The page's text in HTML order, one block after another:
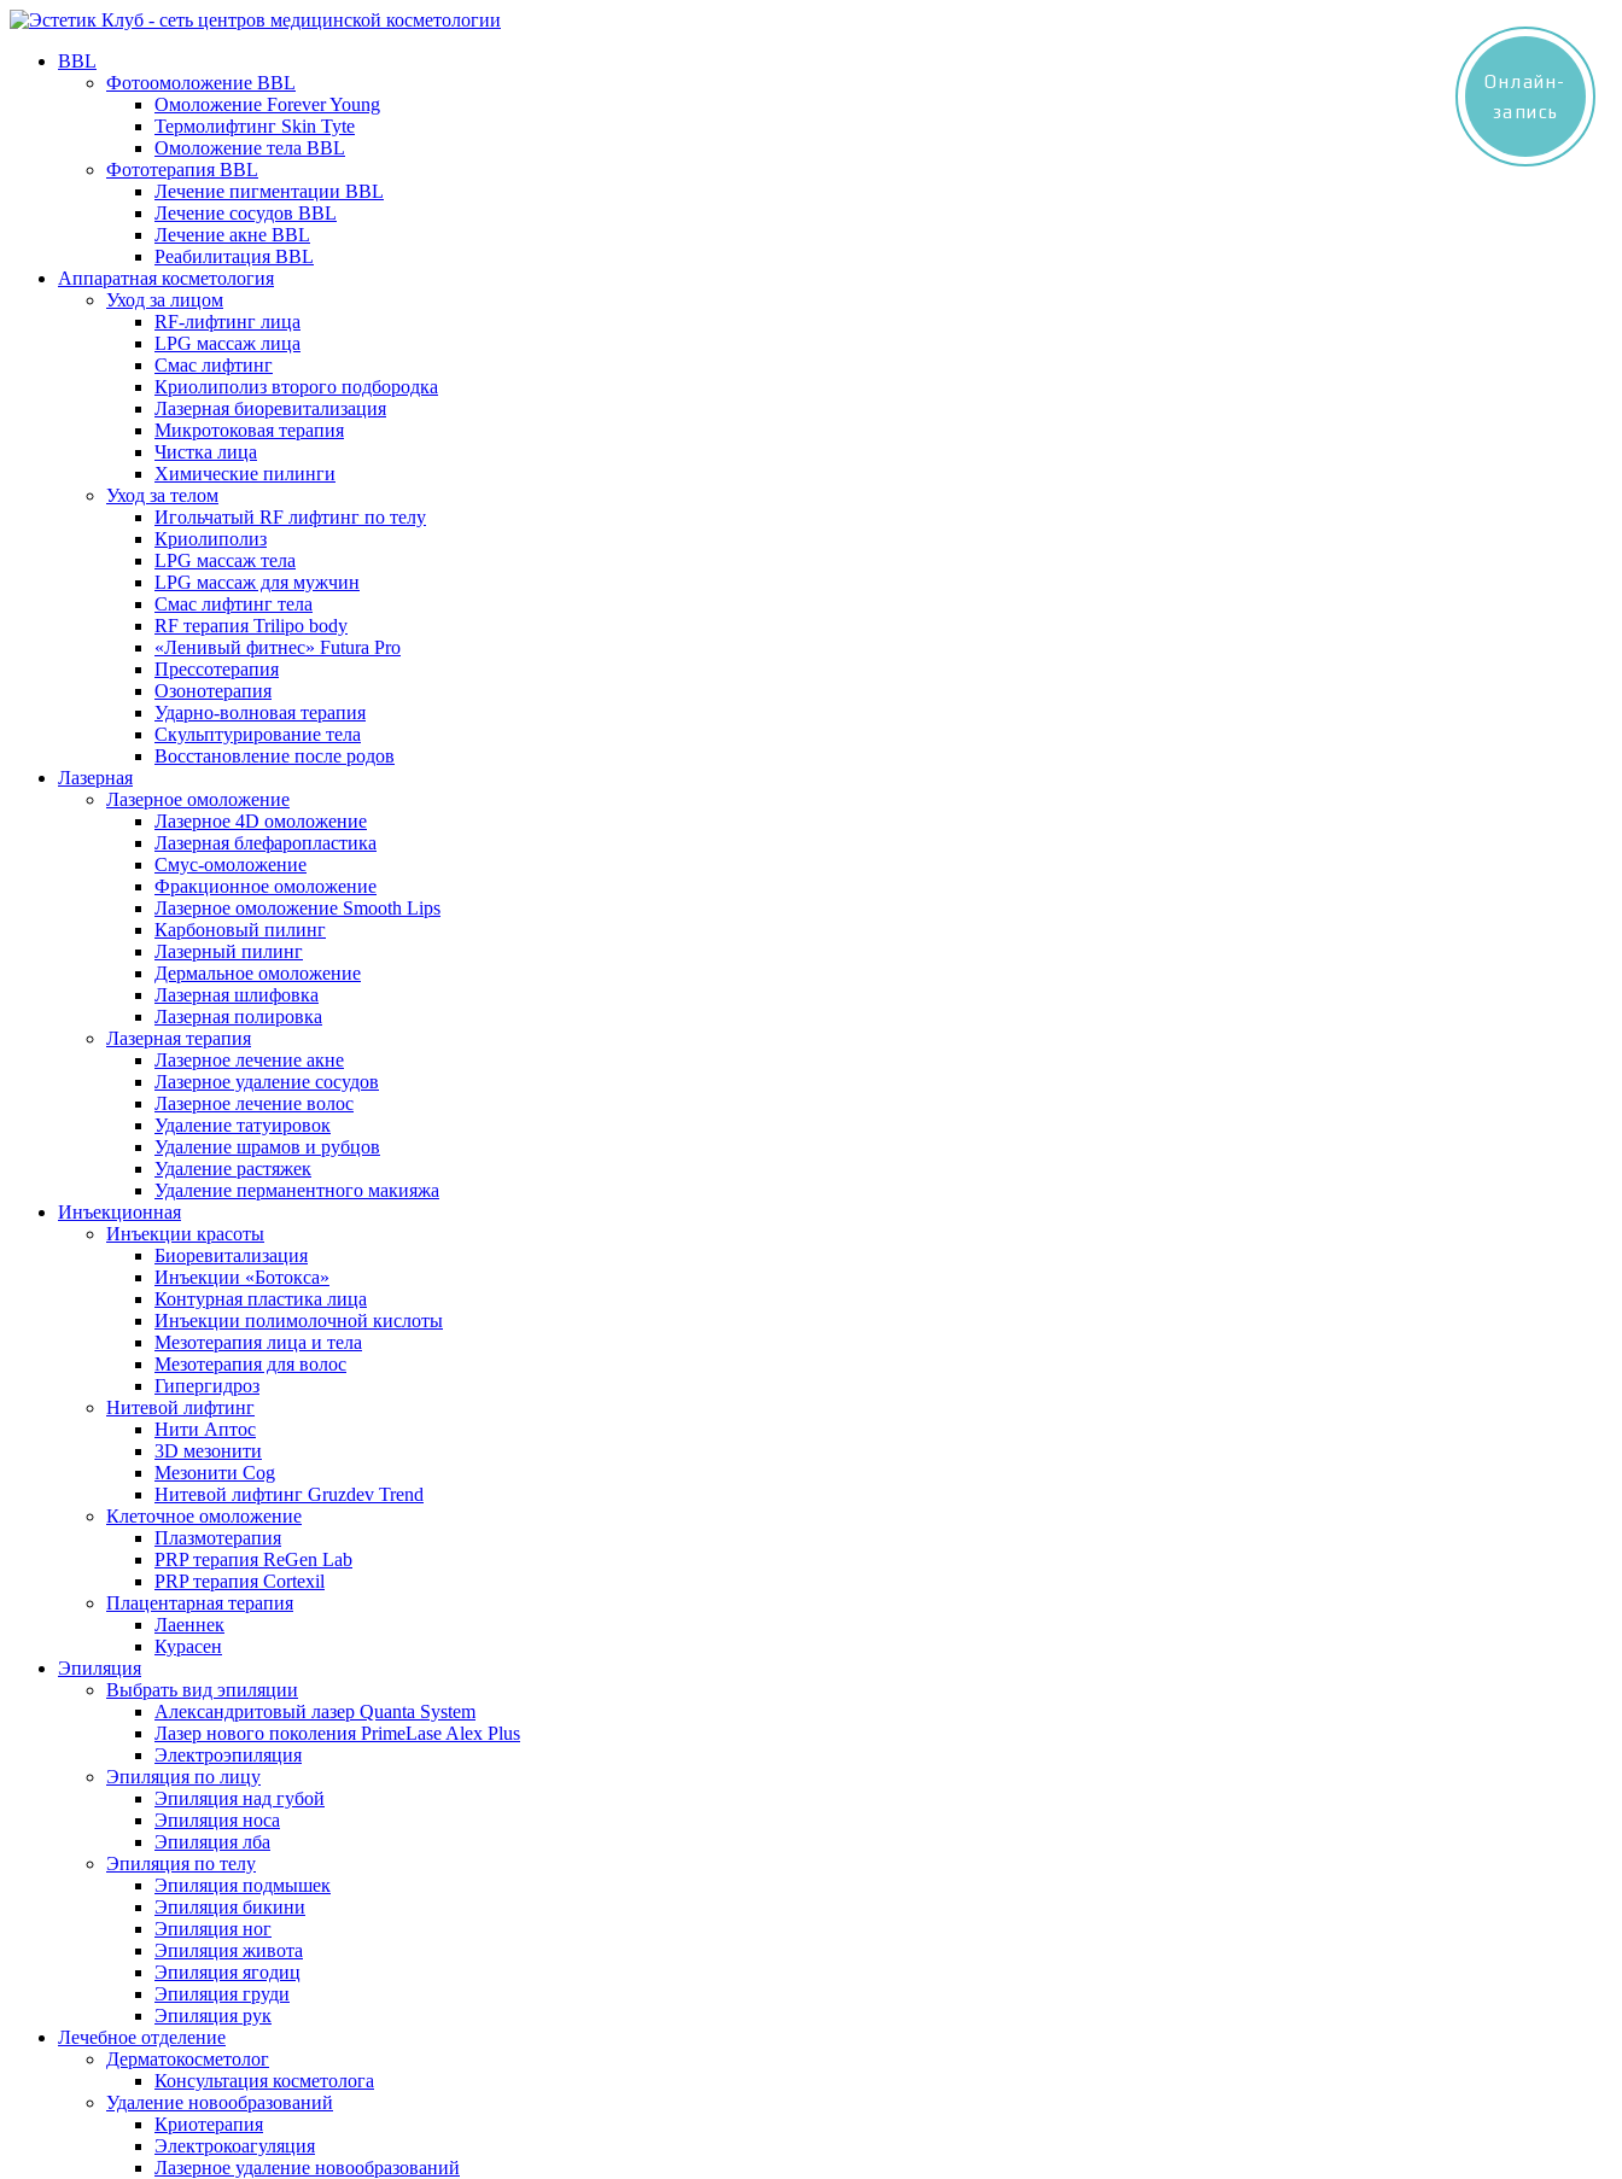
BBL
Фотоомоложение BBL
Омоложение Forever Young
Термолифтинг Skin Tyte
Омоложение тела BBL
Фототерапия BBL
Лечение пигментации BBL
Лечение сосудов BBL
Лечение акне BBL
Реабилитация BBL
Аппаратная косметология
Уход за лицом
RF-лифтинг лица
LPG массаж лица
Смас лифтинг
Криолиполиз второго подбородка
Лазерная биоревитализация
Микротоковая терапия
Чистка лица
Химические пилинги
Уход за телом
Игольчатый RF лифтинг по телу
Криолиполиз
LPG массаж тела
LPG массаж для мужчин
Смас лифтинг тела
RF терапия Trilipo body
«Ленивый фитнес» Futura Pro
Прессотерапия
Озонотерапия
Ударно-волновая терапия
Скульптурирование тела
Восстановление после родов
Лазерная
Лазерное омоложение
Лазерное 4D омоложение
Лазерная блефаропластика
Смус-омоложение
Фракционное омоложение
Лазерное омоложение Smooth Lips
Карбоновый пилинг
Лазерный пилинг
Дермальное омоложение
Лазерная шлифовка
Лазерная полировка
Лазерная терапия
Лазерное лечение акне
Лазерное удаление сосудов
Лазерное лечение волос
Удаление татуировок
Удаление шрамов и рубцов
Удаление растяжек
Удаление перманентного макияжа
Инъекционная
Инъекции красоты
Биоревитализация
Инъекции «Ботокса»
Контурная пластика лица
Инъекции полимолочной кислоты
Мезотерапия лица и тела
Мезотерапия для волос
Гипергидроз
Нитевой лифтинг
Нити Аптос
3D мезонити
Мезонити Cog
Нитевой лифтинг Gruzdev Trend
Клеточное омоложение
Плазмотерапия
PRP терапия ReGen Lab
PRP терапия Cortexil
Плацентарная терапия
Лаеннек
Курасен
Эпиляция
Выбрать вид эпиляции
Александритовый лазер Quanta System
Лазер нового поколения PrimeLase Alex Plus
Электроэпиляция
Эпиляция по лицу
Эпиляция над губой
Эпиляция носа
Эпиляция лба
Эпиляция по телу
Эпиляция подмышек
Эпиляция бикини
Эпиляция ног
Эпиляция живота
Эпиляция ягодиц
Эпиляция груди
Эпиляция рук
Лечебное отделение
Дерматокосметолог
Консультация косметолога
Удаление новообразований
Криотерапия
Электрокоагуляция
Лазерное удаление новообразований
Онлайн-
запись